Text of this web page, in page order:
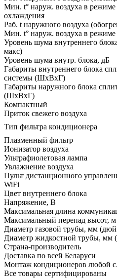
Мин. t° наруж. воздуха в режиме
охлаждения
Раб. t наружного воздуха
Мин. t° наруж. воздуха в режиме
Уровень шума внутреннего
макс)
Уровень шума внутр. блока, дБ
Габариты внутреннего блока
системы (ШxВxГ)
Габариты наружного блока
(ШxВxГ)
Компактный
Приток свежего воздуха
Тип фильтра кондиционера
Плазменный фильтр
Ионизатор воздуха
Ультрафиолетовая лампа
Увлажнение воздуха
Пульт дистанционного
WiFi
Цвет внутреннего блока
Напряжение, В
Максимальная длина
Максимальный перепад высот, м
Диаметр газовой трубы, мм
Диаметр жидкостной трубы, мм
Страна-производитель
Доставка по всей Беларуси
Монтаж кондиционеров любой
Все товары сертифицированы